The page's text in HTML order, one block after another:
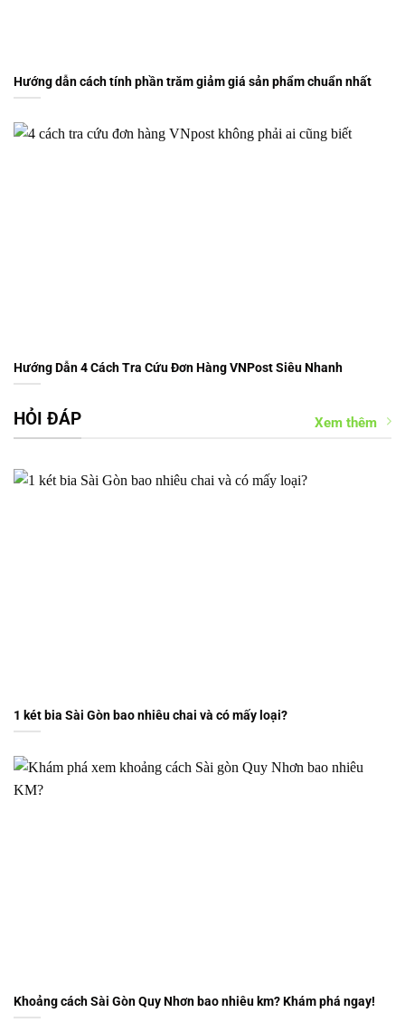
Hướng dẫn cách tính phần trăm giảm giá sản phẩm chuẩn nhất
Hướng Dẫn 4 Cách Tra Cứu Đơn Hàng VNPost Siêu Nhanh
HỎI ĐÁP Xem thêm
1 két bia Sài Gòn bao nhiêu chai và có mấy loại?
Khoảng cách Sài Gòn Quy Nhơn bao nhiêu km? Khám phá ngay!